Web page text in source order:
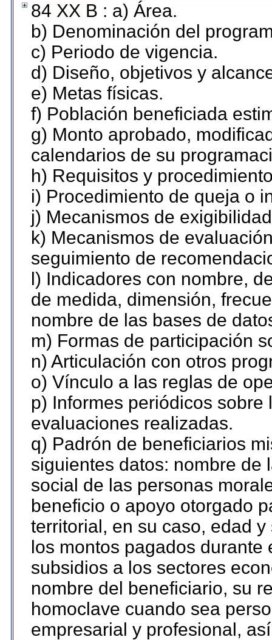
84 XX B : a) Área.
b) Denominación del
c) Periodo de vigencia.
d) Diseño, objetivos y
e) Metas físicas.
f) Población beneficiada
g) Monto aprobado,
calendarios de su
h) Requisitos y
i) Procedimiento de queja o
j) Mecanismos de
k) Mecanismos de
seguimiento de
l) Indicadores con nombre,
de medida, dimensión,
nombre de las bases de
m) Formas de participación
n) Articulación con otros
o) Vínculo a las reglas de
p) Informes periódicos
evaluaciones realizadas.
q) Padrón de beneficiarios
siguientes datos: nombre de
social de las personas
beneficio o apoyo otorgado
territorial, en su caso, edad
los montos pagados
subsidios a los sectores
nombre del beneficiario, su
homoclave cuando sea
empresarial y profesional,